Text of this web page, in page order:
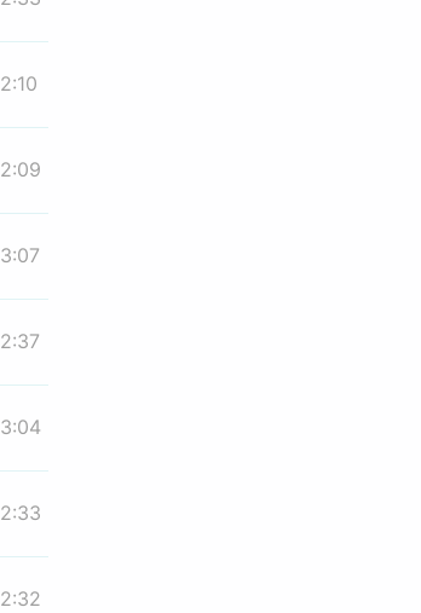
2:10
2:09
3:07
2:37
3:04
2:33
2:32